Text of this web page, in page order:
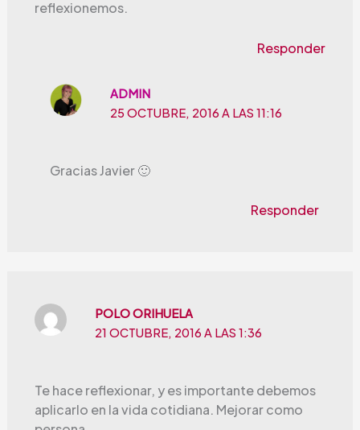
reflexionemos.
Responder
ADMIN
25 OCTUBRE, 2016 A LAS 11:16
Gracias Javier 🙂
Responder
POLO ORIHUELA
21 OCTUBRE, 2016 A LAS 1:36
Te hace reflexionar, y es importante debemos
aplicarlo en la vida cotidiana. Mejorar como